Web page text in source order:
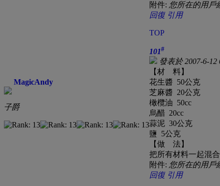
附件: 您所在的用戶
回復 引用
TOP
MagicAndy
子爵
101#
發表於 2007-6-12
【材 料】
花生醬 50公克
芝麻醬 20公克
橄欖油 50cc
烏醋 20cc
蒜泥 30公克
鹽 5公克
【做 法】
把所有材料一起混
附件: 您所在的用戶
回復 引用